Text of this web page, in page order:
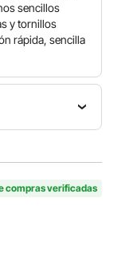
sencillos
y tornillos
rápida, sencilla
Número
de pasos
3
compras verificadas